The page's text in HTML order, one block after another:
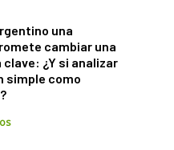
una
cambiar una
¿Y si analizar
simple como